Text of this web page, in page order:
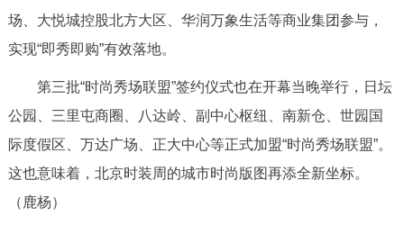
场、大悦城控股北方大区、华润万象生活等商业集团参与，
实现“即秀即购”有效落地。
第三批“时尚秀场联盟”签约仪式也在开幕当晚举行，日坛
公园、三里屯商圈、八达岭、副中心枢纽、南新仓、世园国
际度假区、万达广场、正大中心等正式加盟“时尚秀场联盟”。
这也意味着，北京时装周的城市时尚版图再添全新坐标。
（鹿杨）